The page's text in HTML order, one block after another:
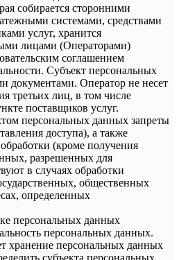
собирается сторонними
системами, средствами
услуг, хранится
лицами (Операторами)
соглашением
Субъект персональных
документами. Оператор не несет
третьих лиц, в том числе
поставщиков услуг.
персональных данных запреты
доступа), а также
(кроме получения
разрешенных для
в случаях обработки
общественных
определенных
персональных данных
персональных данных.
хранение персональных данных
субъекта персональных